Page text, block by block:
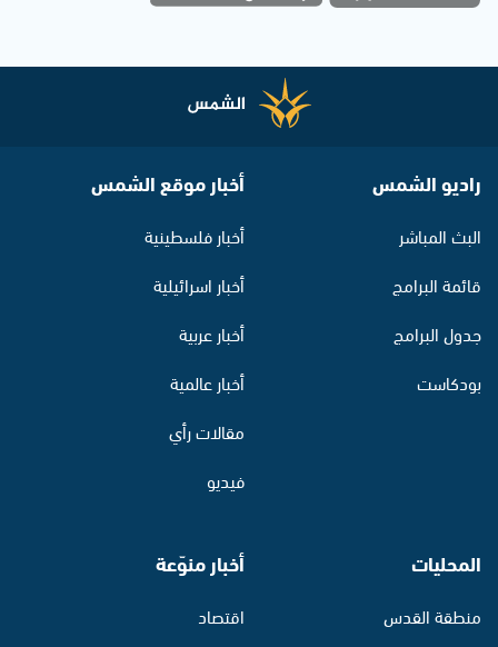
راديو الشمس
البث المباشر
قائمة البرامج
جدول البرامج
بودكاست
أخبار موقع الشمس
أخبار فلسطينية
أخبار اسرائيلية
أخبار عربية
أخبار عالمية
مقالات رأي
فيديو
المحليات
منطقة القدس
أخبار منوّعة
اقتصاد